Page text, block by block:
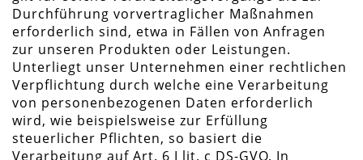
Durchführung vorvertraglicher Maßnahmen
erforderlich sind, etwa in Fällen von Anfragen
zur unseren Produkten oder Leistungen.
Unterliegt unser Unternehmen einer rechtlichen
Verpflichtung durch welche eine Verarbeitung
von personenbezogenen Daten erforderlich
wird, wie beispielsweise zur Erfüllung
steuerlicher Pflichten, so basiert die
Verarbeitung auf Art. 6 I lit. c DS-GVO. In